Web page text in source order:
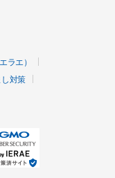
ラエ）
対策